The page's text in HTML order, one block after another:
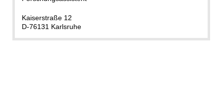
Kaiserstraße 12
D-76131 Karlsruhe